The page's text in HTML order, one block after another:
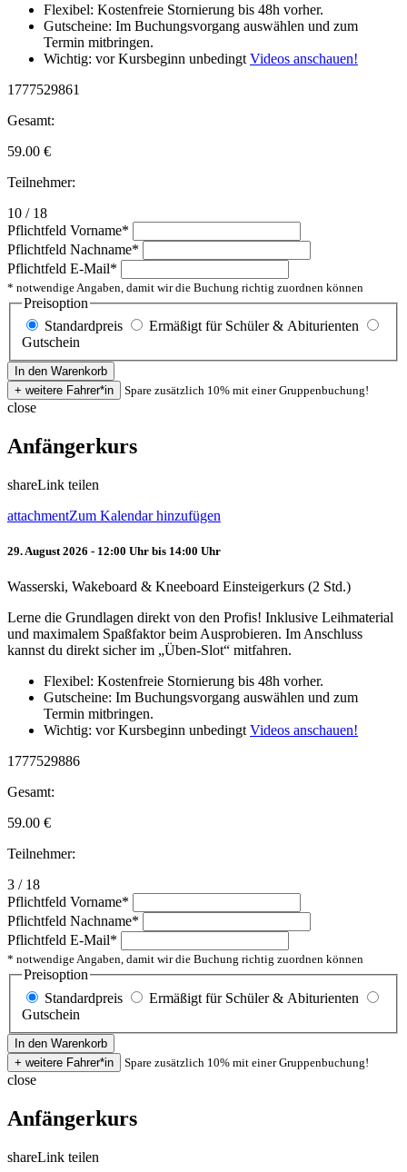
Flexibel: Kostenfreie Stornierung bis 48h vorher.
Gutscheine: Im Buchungsvorgang auswählen und zum
Termin mitbringen.
Wichtig: vor Kursbeginn unbedingt Videos anschauen!
1777529861
Gesamt:
59.00 €
Teilnehmer:
10 / 18
Pflichtfeld Vorname*
Pflichtfeld Nachname*
Pflichtfeld E-Mail*
* notwendige Angaben, damit wir die Buchung richtig zuordnen können
Preisoption
Standardpreis
Ermäßigt für Schüler & Abiturienten
Gutschein
Spare zusätzlich 10% mit einer Gruppenbuchung!
close
Anfängerkurs
shareLink teilen
attachmentZum Kalendar hinzufügen
29. August 2026 - 12:00 Uhr bis 14:00 Uhr
Wasserski, Wakeboard & Kneeboard Einsteigerkurs (2 Std.)
Lerne die Grundlagen direkt von den Profis! Inklusive Leihmaterial
und maximalem Spaßfaktor beim Ausprobieren. Im Anschluss
kannst du direkt sicher im „Üben-Slot“ mitfahren.
Flexibel: Kostenfreie Stornierung bis 48h vorher.
Gutscheine: Im Buchungsvorgang auswählen und zum
Termin mitbringen.
Wichtig: vor Kursbeginn unbedingt Videos anschauen!
1777529886
Gesamt:
59.00 €
Teilnehmer:
3 / 18
Pflichtfeld Vorname*
Pflichtfeld Nachname*
Pflichtfeld E-Mail*
* notwendige Angaben, damit wir die Buchung richtig zuordnen können
Preisoption
Standardpreis
Ermäßigt für Schüler & Abiturienten
Gutschein
Spare zusätzlich 10% mit einer Gruppenbuchung!
close
Anfängerkurs
shareLink teilen